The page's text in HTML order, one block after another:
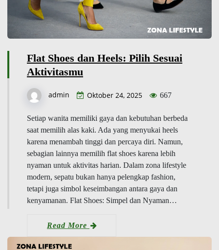
Flat Shoes dan Heels: Pilih Sesuai
Aktivitasmu
admin Oktober 24, 2025 667
Setiap wanita memiliki gaya dan kebutuhan berbeda
saat memilih alas kaki. Ada yang menyukai heels
karena menambah tinggi dan percaya diri. Namun,
sebagian lainnya memilih flat shoes karena lebih
nyaman untuk aktivitas harian. Dalam zona lifestyle
modern, sepatu bukan hanya pelengkap fashion,
tetapi juga simbol keseimbangan antara gaya dan
kenyamanan. Flat Shoes: Simpel dan Nyaman…
Read More